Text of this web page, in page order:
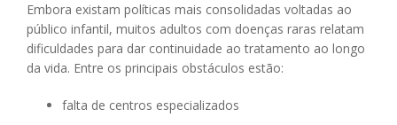
Embora existam políticas mais consolidadas voltadas ao
público infantil, muitos adultos com doenças raras relatam
dificuldades para dar continuidade ao tratamento ao longo
da vida. Entre os principais obstáculos estão:
falta de centros especializados